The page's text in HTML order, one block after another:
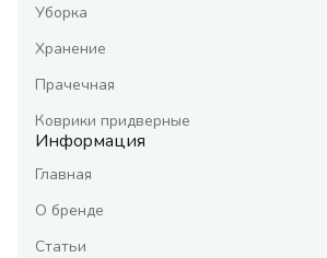
Уборка
Хранение
Прачечная
Коврики придверные
Информация
Главная
О бренде
Статьи